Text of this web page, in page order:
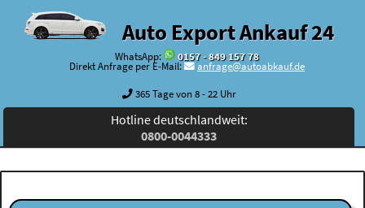
Auto Export Ankauf 24
WhatsApp:
0157 - 849 157 78
Direkt Anfrage per E-Mail:
anfrage@autoabkauf.de
365 Tage von 8 - 22 Uhr
Hotline deutschlandweit:
0800-0044333